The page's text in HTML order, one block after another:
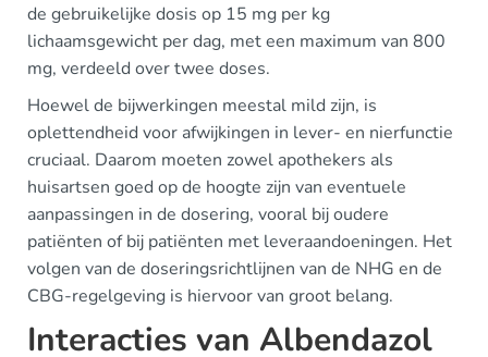
de gebruikelijke dosis op 15 mg per kg
lichaamsgewicht per dag, met een maximum van 800
mg, verdeeld over twee doses.
Hoewel de bijwerkingen meestal mild zijn, is
oplettendheid voor afwijkingen in lever- en nierfunctie
cruciaal. Daarom moeten zowel apothekers als
huisartsen goed op de hoogte zijn van eventuele
aanpassingen in de dosering, vooral bij oudere
patiënten of bij patiënten met leveraandoeningen. Het
volgen van de doseringsrichtlijnen van de NHG en de
CBG-regelgeving is hiervoor van groot belang.
Interacties van Albendazol